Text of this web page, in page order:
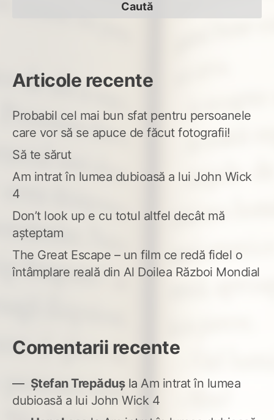
Articole recente
Probabil cel mai bun sfat pentru persoanele
care vor să se apuce de făcut fotografii!
Să te sărut
Am intrat în lumea dubioasă a lui John Wick
4
Don’t look up e cu totul altfel decât mă
așteptam
The Great Escape – un film ce redă fidel o
întâmplare reală din Al Doilea Război Mondial
Comentarii recente
Ștefan Trepădușla Am intrat în lumea
dubioasă a lui John Wick 4